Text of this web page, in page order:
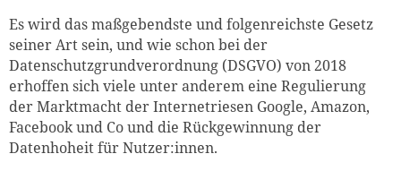
Es wird das maßgebendste und folgenreichste Gesetz
seiner Art sein, und wie schon bei der
Datenschutzgrundverordnung (DSGVO) von 2018
erhoffen sich viele unter anderem eine Regulierung
der Marktmacht der Internetriesen Google, Amazon,
Facebook und Co und die Rückgewinnung der
Datenhoheit für Nutzer:innen.